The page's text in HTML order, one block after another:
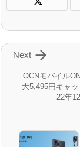
OCNモバイル
大5,495円キャ
22年

Next